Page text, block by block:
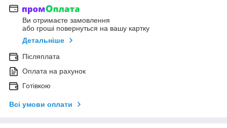
Ви отримаєте замовлення
або гроші повернуться на вашу картку
Детальніше
Післяплата
Оплата на рахунок
Готівкою
Всі умови оплати